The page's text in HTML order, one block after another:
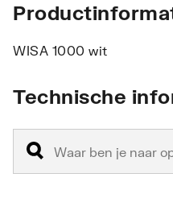
WISA 1000 wit
Technische